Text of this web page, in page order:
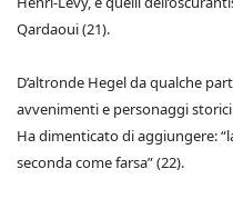
Qardaoui (21).
D’altronde Hegel da qualche
avvenimenti e personaggi
Ha dimenticato di aggiungere:
seconda come farsa” (22).